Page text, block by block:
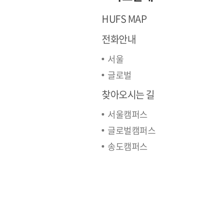
HUFS MAP
전화안내
서울
글로벌
찾아오시는 길
서울캠퍼스
글로벌캠퍼스
송도캠퍼스